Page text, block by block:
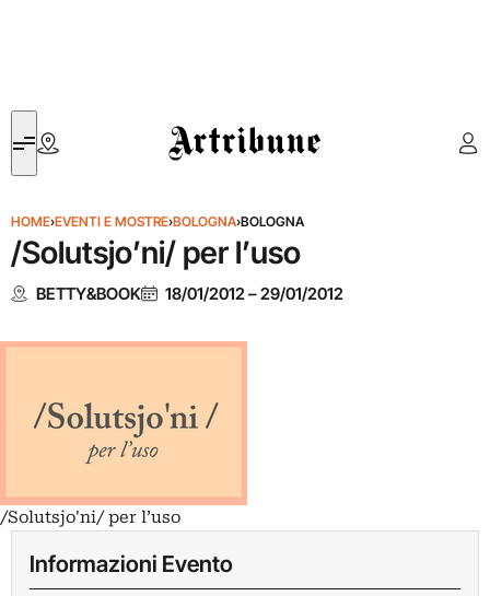
Artribune
HOME›EVENTI E MOSTRE›BOLOGNA›BOLOGNA
/Solutsjo’ni/ per l’uso
BETTY&BOOK 18/01/2012–29/01/2012
/Solutsjo'ni/ per l’uso
Informazioni Evento